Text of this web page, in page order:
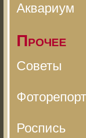
Аквариум
Прочее
Советы
Роспись